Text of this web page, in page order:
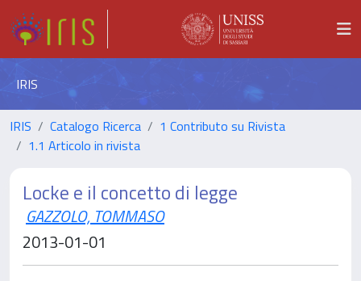
IRIS
IRIS Catalogo Ricerca
1 Contributo su Rivista
1.1 Articolo in rivista
Locke e il concetto di legge
GAZZOLO, TOMMASO
2013-01-01